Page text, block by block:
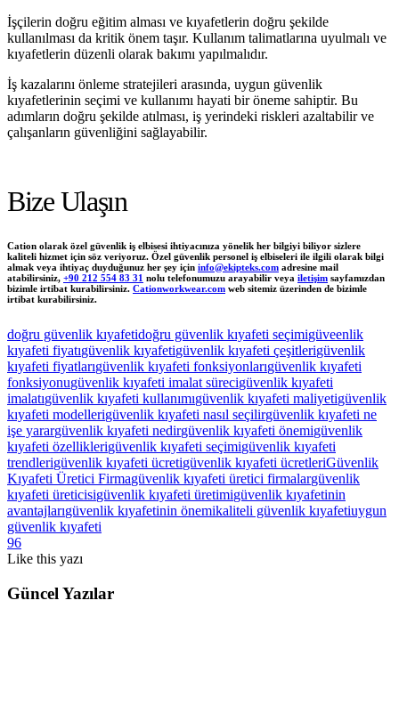
İşçilerin doğru eğitim alması ve kıyafetlerin doğru şekilde
kullanılması da kritik önem taşır. Kullanım talimatlarına uyulmalı ve
kıyafetlerin düzenli olarak bakımı yapılmalıdır.
İş kazalarını önleme stratejileri arasında, uygun güvenlik
kıyafetlerinin seçimi ve kullanımı hayati bir öneme sahiptir. Bu
adımların doğru şekilde atılması, iş yerindeki riskleri azaltabilir ve
çalışanların güvenliğini sağlayabilir.
Bize Ulaşın
Cation olarak özel güvenlik iş elbisesi ihtiyacınıza yönelik her bilgiyi biliyor sizlere
kaliteli hizmet için söz veriyoruz. Özel güvenlik personel iş elbiseleri ile ilgili olarak bilgi
almak veya ihtiyaç duyduğunuz her şey için info@ekipteks.com adresine mail
atabilirsiniz, +90 212 554 83 31 nolu telefonumuzu arayabilir veya iletişim sayfamızdan
bizimle irtibat kurabilirsiniz. Cationworkwear.com web sitemiz üzerinden de bizimle
irtibat kurabilirsiniz.
doğru güvenlik kıyafetidoğru güvenlik kıyafeti seçimigüveenlik
kıyafeti fiyatıgüvenlik kıyafetigüvenlik kıyafeti çeşitlerigüvenlik
kıyafeti fiyatlarıgüvenlik kıyafeti fonksiyonlarıgüvenlik kıyafeti
fonksiyonugüvenlik kıyafeti imalat sürecigüvenlik kıyafeti
imalatıgüvenlik kıyafeti kullanımıgüvenlik kıyafeti maliyetigüvenlik
kıyafeti modellerigüvenlik kıyafeti nasıl seçilirgüvenlik kıyafeti ne
işe yarargüvenlik kıyafeti nedirgüvenlik kıyafeti önemigüvenlik
kıyafeti özelliklerigüvenlik kıyafeti seçimigüvenlik kıyafeti
trendlerigüvenlik kıyafeti ücretigüvenlik kıyafeti ücretleriGüvenlik
Kıyafeti Üretici Firmagüvenlik kıyafeti üretici firmalargüvenlik
kıyafeti üreticisigüvenlik kıyafeti üretimigüvenlik kıyafetinin
avantajlarıgüvenlik kıyafetinin önemikaliteli güvenlik kıyafetiuygun
güvenlik kıyafeti
96
Like this yazı
Güncel Yazılar